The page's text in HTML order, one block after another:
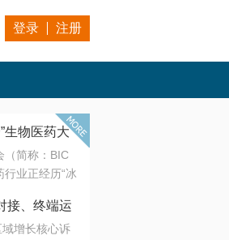
登录 注册
生物医药大
（简称：BIC
业正经历“冰
的支付与入院
，全产业链协
接、终端运
增长核心诉